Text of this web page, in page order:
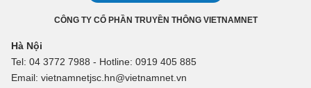
CÔNG TY CỔ PHẦN TRUYỀN THÔNG VIETNAMNET
Hà Nội
Tel: 04 3772 7988 - Hotline: 0919 405 885
Email: vietnamnetjsc.hn@vietnamnet.vn